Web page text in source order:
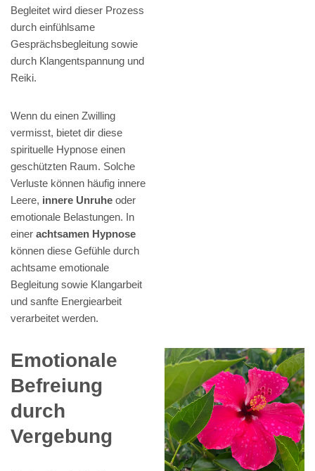
Begleitet wird dieser Prozess
durch einfühlsame
Gesprächsbegleitung sowie
durch Klangentspannung und
Reiki.
Wenn du einen Zwilling
vermisst, bietet dir diese
spirituelle Hypnose einen
geschützten Raum. Solche
Verluste können häufig innere
Leere, innere Unruhe oder
emotionale Belastungen. In
einer achtsamen Hypnose
können diese Gefühle durch
achtsame emotionale
Begleitung sowie Klangarbeit
und sanfte Energiearbeit
verarbeitet werden.
Emotionale
Befreiung
durch
Vergebung